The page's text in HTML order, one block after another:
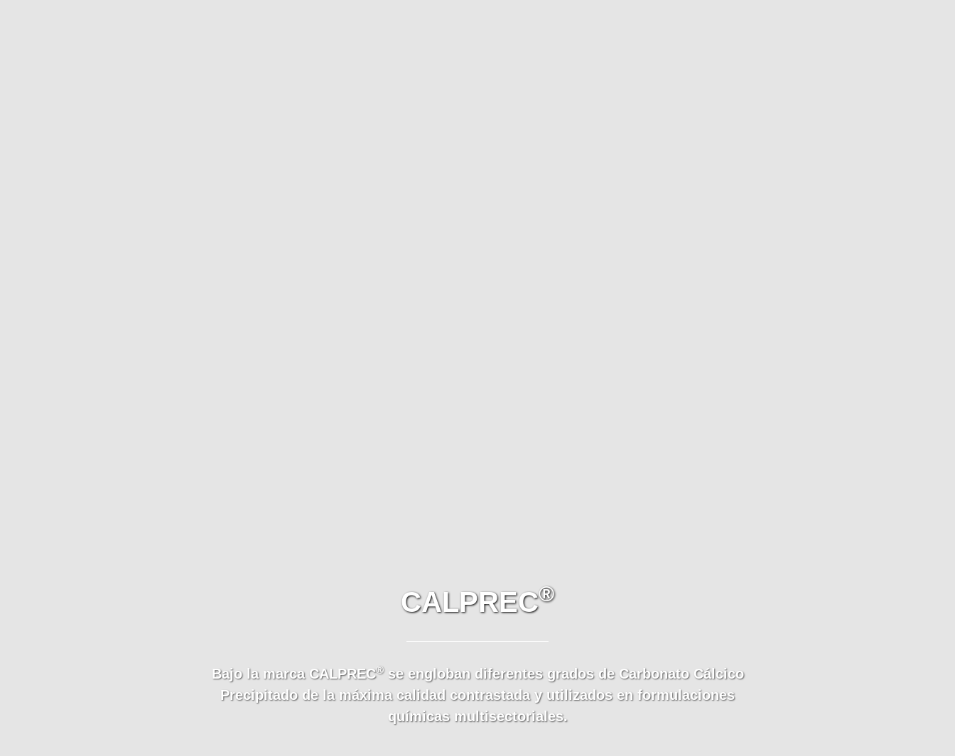
CALPREC®
Bajo la marca CALPREC®se engloban diferentes grados de Carbonato Cálcico
Precipitado de la máxima calidad contrastada y utilizados en formulaciones
químicas multisectoriales.